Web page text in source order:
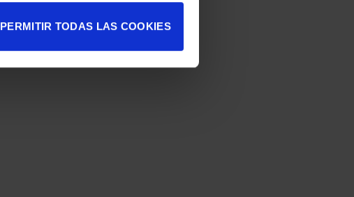
PERMITIR TODAS LAS COOKIES